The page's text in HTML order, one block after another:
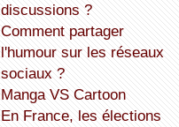
discussions ?
Comment partager
l'humour sur les réseaux
sociaux ?
Manga VS Cartoon
En France, les élections